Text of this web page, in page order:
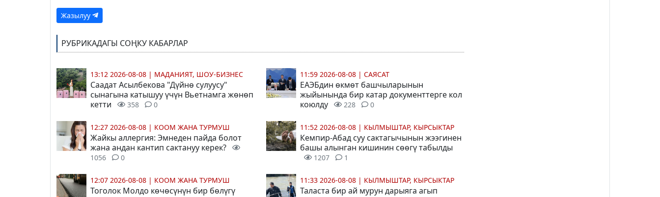
Жазылуу
РУБРИКАДАГЫ СОҢКУ КАБАРЛАР
13:12 2026-08-08 | МАДАНИЯТ, ШОУ-БИЗНЕС
Саадат Асылбекова "Дүйнө сулуусу"
сынагына катышуу үчүн Вьетнамга жөнөп
кетти
358 0
12:27 2026-08-08 | КООМ ЖАНА ТУРМУШ
Жайкы аллергия: Эмнеден пайда болот
жана андан кантип сактануу керек?
1056 0
12:07 2026-08-08 | КООМ ЖАНА ТУРМУШ
Тоголок Молдо көчөсүнүн бир бөлүгү
11:59 2026-08-08 | САЯСАТ
ЕАЭБдин өкмөт башчыларынын
жыйынында бир катар документтерге кол
коюлду
228 0
11:52 2026-08-08 | КЫЛМЫШТАР, КЫРСЫКТАР
Кемпир-Абад суу сактагычынын жээгинен
башы алынган кишинин сөөгү табылды
1207 1
11:33 2026-08-08 | КЫЛМЫШТАР, КЫРСЫКТАР
Таласта бир ай мурун дарыяга агып